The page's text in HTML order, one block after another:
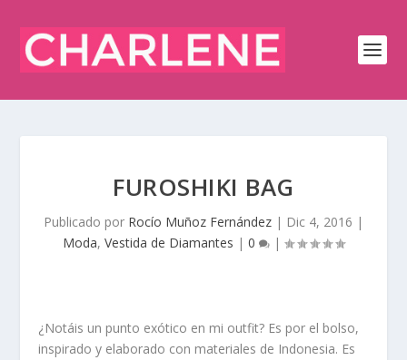
FUROSHIKI BAG
Publicado por Rocío Muñoz Fernández | Dic 4, 2016 |
Moda, Vestida de Diamantes | 0 |
¿Notáis un punto exótico en mi outfit? Es por el bolso,
inspirado y elaborado con materiales de Indonesia. Es